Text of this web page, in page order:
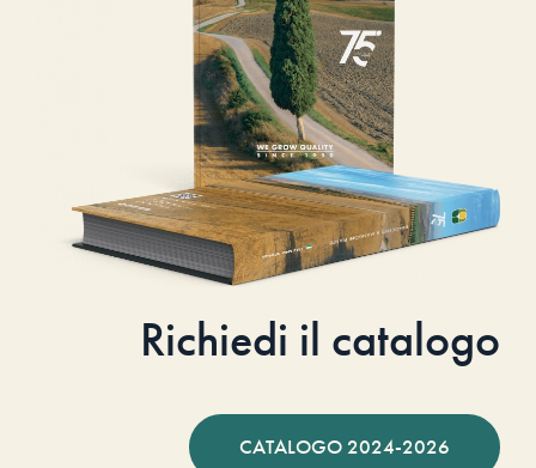
Richiedi il catalogo
CATALOGO 2024-2026